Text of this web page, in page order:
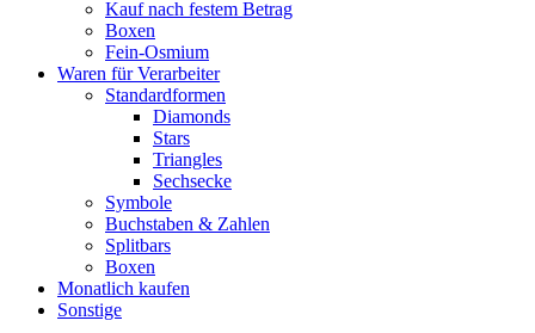
Kauf nach festem Betrag
Boxen
Fein-Osmium
Waren für Verarbeiter
Standardformen
Diamonds
Stars
Triangles
Sechsecke
Symbole
Buchstaben & Zahlen
Splitbars
Boxen
Monatlich kaufen
Sonstige